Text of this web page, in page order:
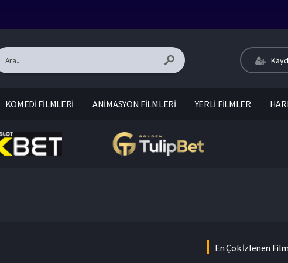
KOMEDİ FİLMLERİ ANİMASYON FİLMLERİ YERLİ FİLMLER
En Çok İzlenen